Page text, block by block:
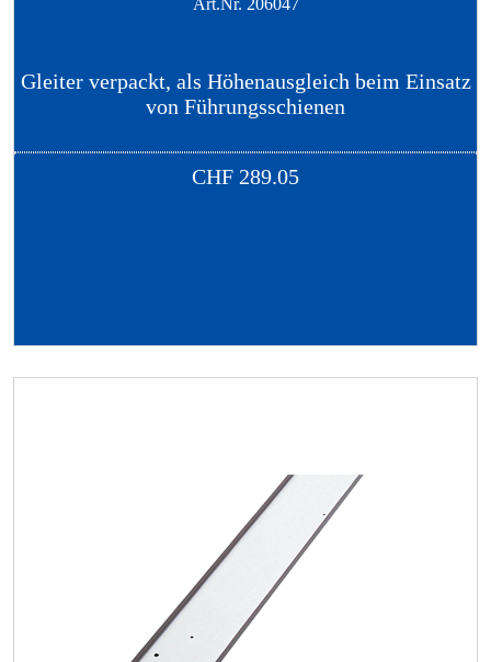
Art.Nr. 206047
Gleiter verpackt, als Höhenausgleich beim Einsatz
von Führungsschienen
CHF 289.05